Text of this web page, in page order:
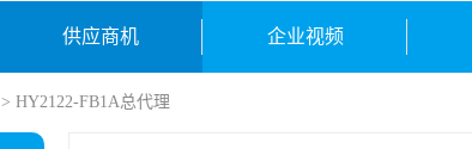
供应商机 企业视频
> HY2122-FB1A总代理